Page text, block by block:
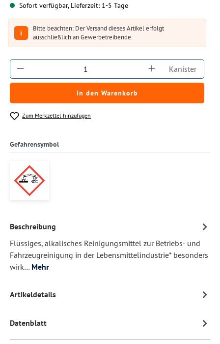
Sofort verfügbar, Lieferzeit: 1-5 Tage
i
Bitte beachten: Der Versand dieses Artikel erfolgt
ausschließlich an Gewerbetreibende.
Produkt Anzahl: Gib den gewünschten
Kanister
In den Warenkorb
Zum Merkzettel hinzufügen
Gefahrensymbol
Beschreibung
Flüssiges, alkalisches Reinigungsmittel zur Betriebs- und
Fahrzeugreinigung in der Lebensmittelindustrie* besonders
wirk… Mehr
Artikeldetails
Datenblatt